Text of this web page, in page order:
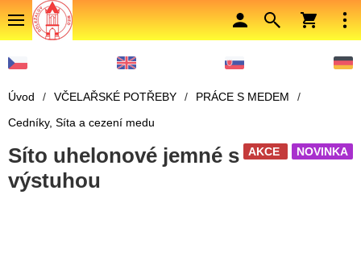
Úvod / VČELAŘSKÉ POTŘEBY / PRÁCE S MEDEM
/
Cedníky, Síta a cezení medu
NOVINKA
AKCE
Síto uhelonové jemné s
výstuhou